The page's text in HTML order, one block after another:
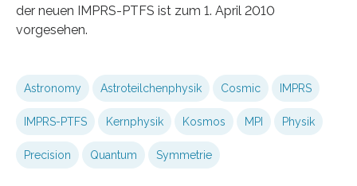
der neuen IMPRS-PTFS ist zum 1. April 2010
vorgesehen.
Astronomy Astroteilchenphysik Cosmic IMPRS
IMPRS-PTFS Kernphysik Kosmos MPI Physik
Precision Quantum Symmetrie